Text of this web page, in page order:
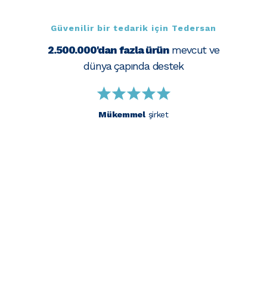
Güvenilir bir tedarik için Tedersan
2.500.000'dan fazla ürünmevcut ve
dünya çapında destek
Mükemmelşirket